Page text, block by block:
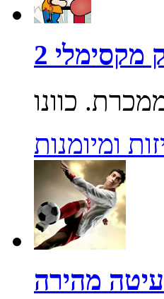
מקסימלי 2
ומיומנות
מהירה